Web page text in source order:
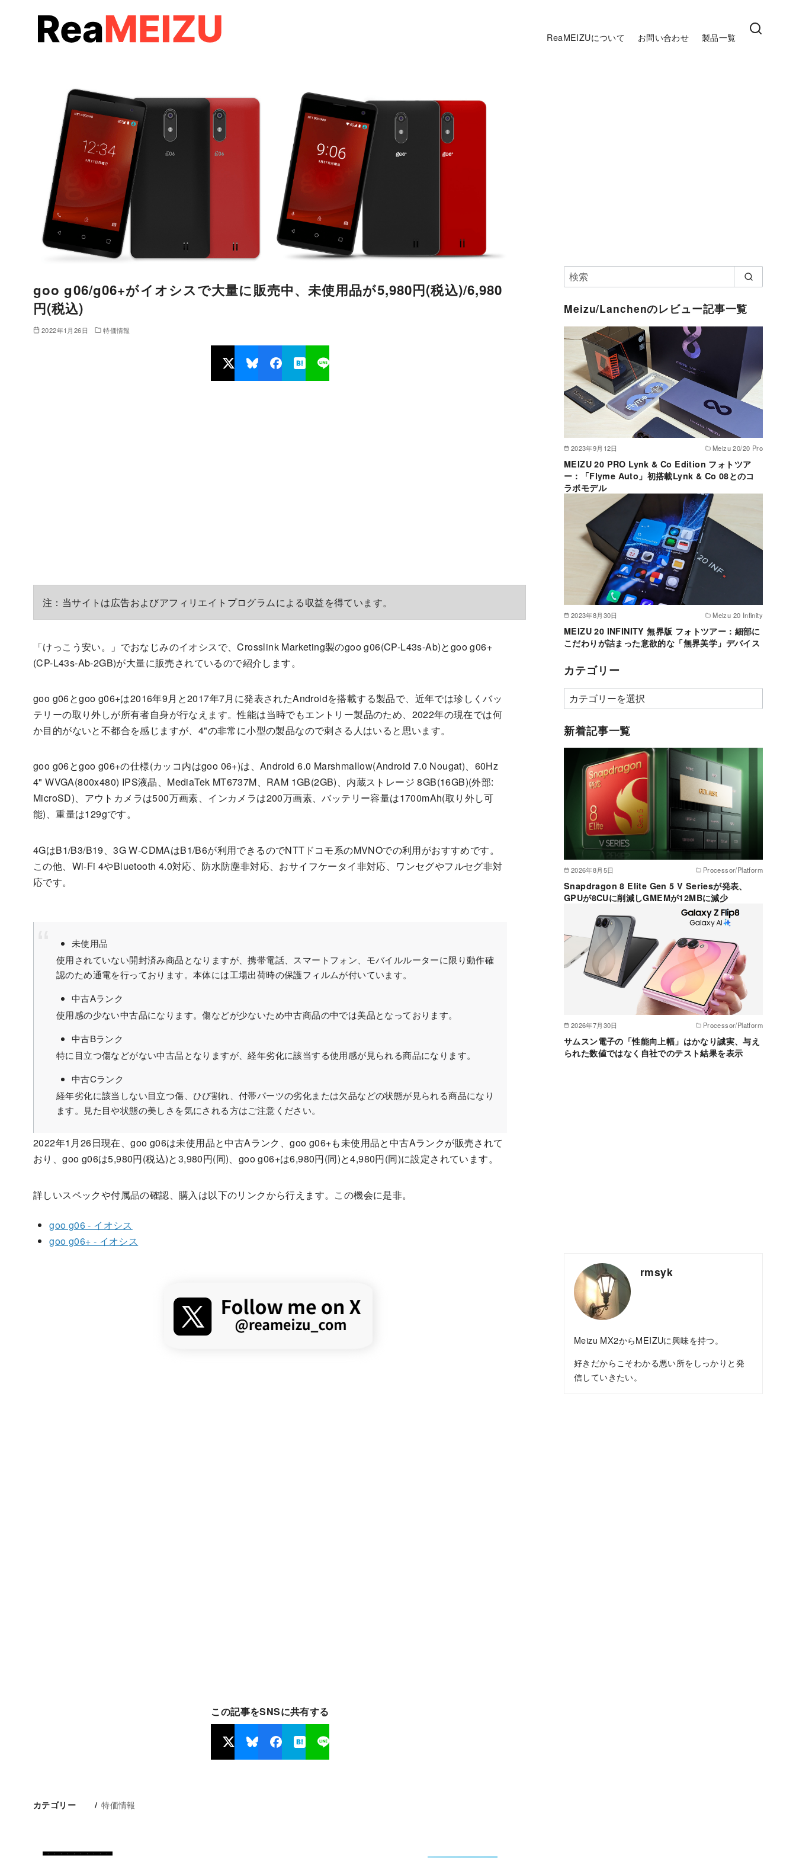
ReaMEIZUについて お問い合わせ 製品一覧
goo g06/g06+がイオシスで大量に販売中、未使用品が5,980円(税込)/6,980
円(税込)
2022年1月26日 特価情報
注：当サイトは広告およびアフィリエイトプログラムによる収益を得ています。
「けっこう安い。」でおなじみのイオシスで、Crosslink Marketing製のgoo g06(CP-L43s-Ab)とgoo g06+
(CP-L43s-Ab-2GB)が大量に販売されているので紹介します。
goo g06とgoo g06+は2016年9月と2017年7月に発表されたAndroidを搭載する製品で、近年では珍しくバッ
テリーの取り外しが所有者自身が行なえます。性能は当時でもエントリー製品のため、2022年の現在では何
か目的がないと不都合を感じますが、4"の非常に小型の製品なので刺さる人はいると思います。
goo g06とgoo g06+の仕様(カッコ内はgoo 06+)は、Android 6.0 Marshmallow(Android 7.0 Nougat)、60Hz
4" WVGA(800x480) IPS液晶、MediaTek MT6737M、RAM 1GB(2GB)、内蔵ストレージ 8GB(16GB)(外部:
MicroSD)、アウトカメラは500万画素、インカメラは200万画素、バッテリー容量は1700mAh(取り外し可
能)、重量は129gです。
4GはB1/B3/B19、3G W-CDMAはB1/B6が利用できるのでNTTドコモ系のMVNOでの利用がおすすめです。
この他、Wi-Fi 4やBluetooth 4.0対応、防水防塵非対応、おサイフケータイ非対応、ワンセグやフルセグ非対
応です。
未使用品
使用されていない開封済み商品となりますが、携帯電話、スマートフォン、モバイルルーターに限り動作確
認のため通電を行っております。本体には工場出荷時の保護フィルムが付いています。
中古Aランク
使用感の少ない中古品になります。傷などが少ないため中古商品の中では美品となっております。
中古Bランク
特に目立つ傷などがない中古品となりますが、経年劣化に該当する使用感が見られる商品になります。
中古Cランク
経年劣化に該当しない目立つ傷、ひび割れ、付帯パーツの劣化または欠品などの状態が見られる商品になり
ます。見た目や状態の美しさを気にされる方はご注意ください。
2022年1月26日現在、goo g06は未使用品と中古Aランク、goo g06+も未使用品と中古Aランクが販売されて
おり、goo g06は5,980円(税込)と3,980円(同)、goo g06+は6,980円(同)と4,980円(同)に設定されています。
詳しいスペックや付属品の確認、購入は以下のリンクから行えます。この機会に是非。
goo g06 - イオシス
goo g06+ - イオシス
この記事をSNSに共有する
カテゴリー 特価情報
Meizu/Lanchenのレビュー記事一覧
2023年9月12日 Meizu 20/20 Pro
MEIZU 20 PRO Lynk & Co Edition フォトツア
ー：「Flyme Auto」初搭載Lynk & Co 08とのコ
ラボモデル
2023年8月30日 Meizu 20 Infinity
MEIZU 20 INFINITY 無界版 フォトツアー：細部に
こだわりが詰まった意欲的な「無界美学」デバイス
カテゴリー
カ
テ
ゴ
新着記事一覧
2026年8月5日 Processor/Platform
Snapdragon 8 Elite Gen 5 V Seriesが発表、
GPUが8CUに削減しGMEMが12MBに減少
2026年7月30日 Processor/Platform
サムスン電子の「性能向上幅」はかなり誠実、与え
られた数値ではなく自社でのテスト結果を表示
rmsyk
Meizu MX2からMEIZUに興味を持つ。
好きだからこそわかる悪い所をしっかりと発
信していきたい。